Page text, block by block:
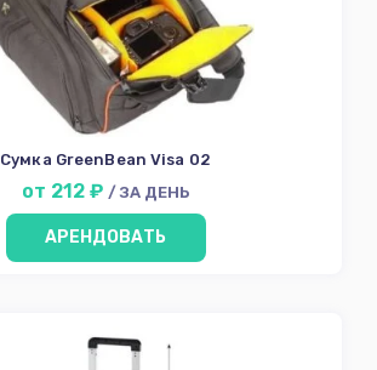
Сумка GreenBean Visa 02
от 212 ₽ / ЗА ДЕНЬ
АРЕНДОВАТЬ